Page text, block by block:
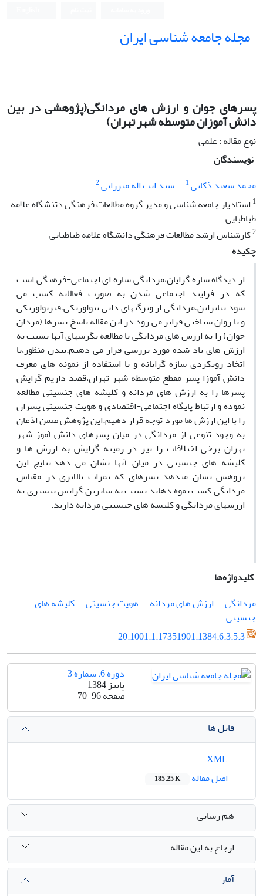
مجله جامعه شناسی ایران
پسرهای جوان و ارزش های مردانگی(پژوهشی در بین
دانش آموزان متوسطه شهر تهران)
نوع مقاله : علمی
نویسندگان
محمد سعید ذکایی1 سید ایت اله میرزایی2
1 استادیار جامعه شناسی و مدیر گروه مطالعات فرهنگی دتنشگاه علامه
طباطبایی
2کارشناس ارشد مطالعات فرهنگی دانشگاه علامه طباطبایی
چکیده
از دیدگاه سازه گرایان،مردانگی سازه ای اجتماعی-فرهنگی است
که در فرایند اجتماعی شدن به صورت فعالانه کسب می
شود.بنابراین،مردانگی از ویژگیهای ذاتی بیولوژیکی،فیزیولوژیکی
و یا روان شناختی فراتر می رود.در این مقاله پاسخ پسرها (مردان
جوان) را به ارزش های مردانگی با مطالعه نگرشهای آنها نسبت به
ارزش های یاد شده مورد بررسی قرار می دهیم.بیدن منظور،با
اتخاذ رویکردی سازه گرایانه و با استفاده از نمونه های معرف
دانش آموزا پسر مقطع متوسطه شهر تهران،قصد داریم گرایش
پسرها را به ارزش های مردانه و کلیشه های جنسیتی مطالعه
نموده و ارتباط پایگاه اجتماعی-اقتصادی و هویت جنسیتی پسران
را با این ارزش ها مورد توجه قرار دهیم.این پژوهش ضمن اذعان
به وجود تنوعی از مردانگی در میان پسرهای دانش آموز شهر
تهران برخی اختلافات را نیز در زمینه گرایش به ارزش ها و
کلیشه های جنسیتی در میان آنها نشان می دهد.نتایج این
پژوهش نشان میدهد پسرهای که نمرات بالاتری در مقیاس
مردانگی کسب نموه دهاند نسبت به سایرین گرایش بیشتری به
ارزشهای مردانگی و کلیشه های جنسیتی مردانه دارند.
کلیدواژه‌ها
مردانگی
ارزش های مردانه هویت جنسیتی
کلیشه های
جنسیتی
20.1001.1.17351901.1384.6.3.5.3
دوره 6، شماره 3
پاییز 1384
صفحه70-96
فایل ها
اصل مقاله
185.25 K
هم رسانی
ارجاع به این مقاله
آمار